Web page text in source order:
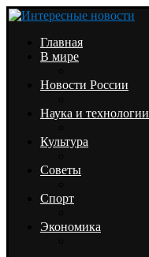
Главная
В мире
Новости России
Наука и технологии
Культура
Советы
Спорт
Экономика